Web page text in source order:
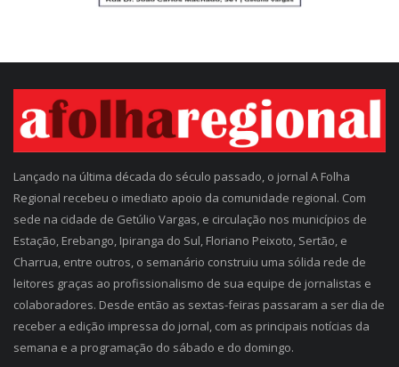
Lançado na última década do século passado, o jornal A Folha
Regional recebeu o imediato apoio da comunidade regional. Com
sede na cidade de Getúlio Vargas, e circulação nos municípios de
Estação, Erebango, Ipiranga do Sul, Floriano Peixoto, Sertão, e
Charrua, entre outros, o semanário construiu uma sólida rede de
leitores graças ao profissionalismo de sua equipe de jornalistas e
colaboradores. Desde então as sextas-feiras passaram a ser dia de
receber a edição impressa do jornal, com as principais notícias da
semana e a programação do sábado e do domingo.